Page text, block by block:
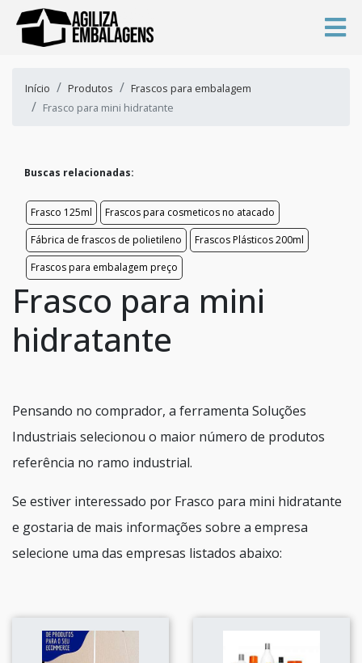
Início Produtos
Frascos para embalagem
Frasco para mini hidratante
Buscas relacionadas:
Frasco 125ml
Frascos para cosmeticos no atacado
Fábrica de frascos de polietileno
Frascos Plásticos 200ml
Frascos para embalagem preço
Frasco para mini
hidratante
Pensando no comprador, a ferramenta Soluções
Industriais selecionou o maior número de produtos
referência no ramo industrial.
Se estiver interessado por Frasco para mini hidratante
e gostaria de mais informações sobre a empresa
selecione uma das empresas listados abaixo: